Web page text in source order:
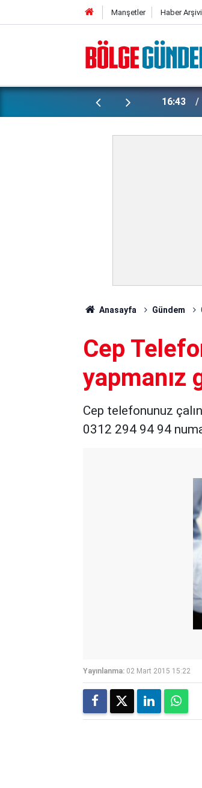
Manşetler Haber Arşivi
bagajı için ek ücret alınacak! 16:43
Anasayfa Gündem
Cep
yapmanız
Cep telefonunuz
0312 294 94 94
Yayınlanma: 02 Mart 2015 15:22